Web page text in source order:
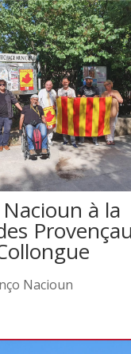
à la
Nacioun